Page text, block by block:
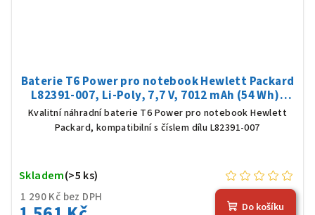
Baterie T6 Power pro notebook Hewlett Packard
L82391-007, Li-Poly, 7,7 V, 7012 mAh (54 Wh),
černá
Kvalitní náhradní baterie T6 Power pro notebook Hewlett
Packard, kompatibilní s číslem dílu L82391-007
1 290 Kč bez DPH
Skladem(>5 ks)
Do košíku